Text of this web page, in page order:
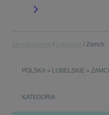
Zamch
POLSKA » LUBELSKIE »
KATEGORIA